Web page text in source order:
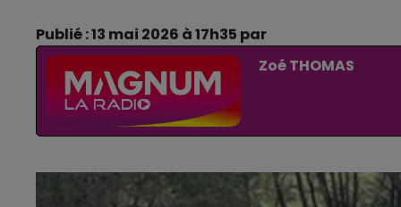
Publié : 13 mai 2026 à 17h35 par
Zoé THOMAS